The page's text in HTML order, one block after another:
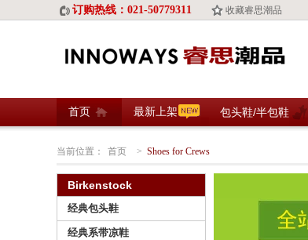
订购热线：021-50779311 收藏睿思潮品
首页 最新上架 包头鞋/半包鞋
当前位置： 首页 > Shoes for Crews
Birkenstock
经典包头鞋
经典系带凉鞋